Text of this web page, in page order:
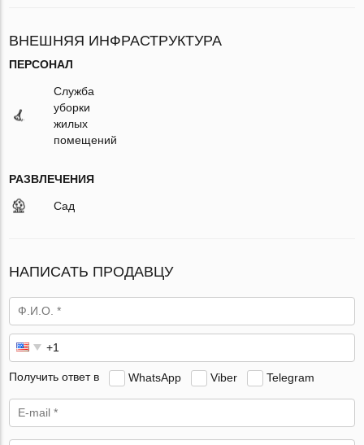
ВНЕШНЯЯ ИНФРАСТРУКТУРА
ПЕРСОНАЛ
Служба
уборки
жилых
помещений
РАЗВЛЕЧЕНИЯ
Сад
НАПИСАТЬ ПРОДАВЦУ
Получить ответ в WhatsApp Viber Telegram